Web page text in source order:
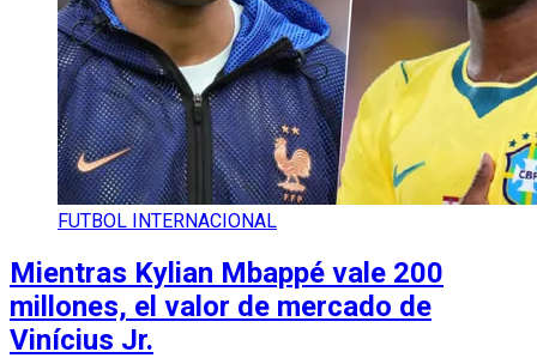
FUTBOL INTERNACIONAL
Mientras Kylian Mbappé vale 200
millones, el valor de mercado de
Vinícius Jr.